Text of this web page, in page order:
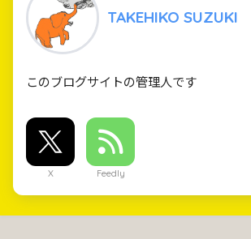
TAKEHIKO SUZUKI
このブログサイトの管理人です
X Feedly